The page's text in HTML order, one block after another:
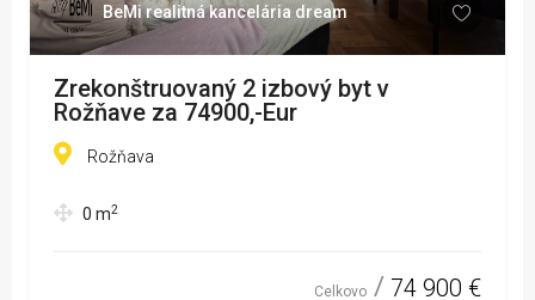
BeMi realitná kancelária dream
Zrekonštruovaný 2 izbový byt v
Rožňave za 74900,-Eur
Rožňava
0 m2
Celkovo 74 900 €